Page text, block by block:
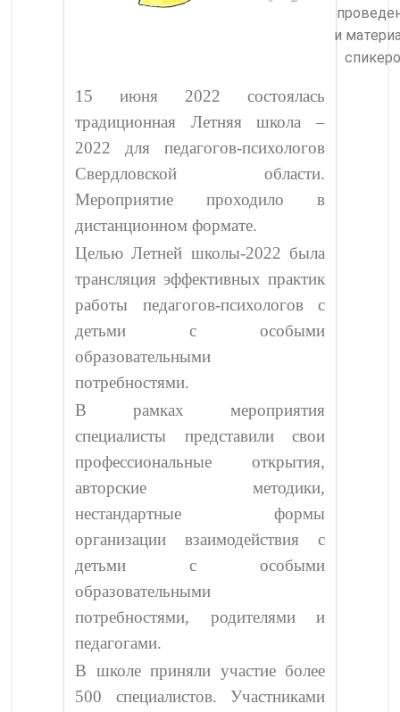
и
15 июня 2022 состоялась
традиционная Летняя школа –
2022 для педагогов-психологов
Свердловской области.
Мероприятие проходило в
дистанционном формате.
Целью Летней школы-2022 была
трансляция эффективных практик
работы педагогов-психологов с
детьми с особыми
образовательными
потребностями.
В рамках мероприятия
специалисты представили свои
профессиональные открытия,
авторские методики,
нестандартные формы
организации взаимодействия с
детьми с особыми
образовательными
потребностями, родителями и
педагогами.
В школе приняли участие более
500 специалистов. Участниками